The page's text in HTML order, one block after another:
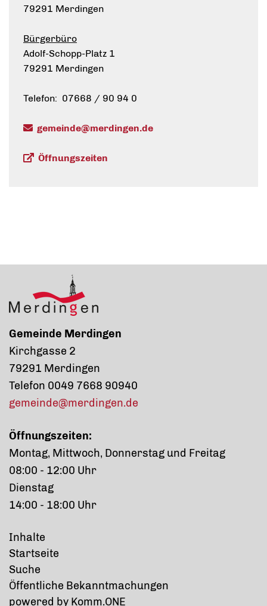
79291 Merdingen
Bürgerbüro
Adolf-Schopp-Platz 1
79291 Merdingen
Telefon: 07668 / 90 94 0
gemeinde@merdingen.de
Öffnungszeiten
Gemeinde Merdingen
Kirchgasse 2
79291 Merdingen
Telefon 0049 7668 90940
gemeinde@merdingen.de
Öffnungszeiten:
Montag, Mittwoch, Donnerstag und Freitag
08:00 - 12:00 Uhr
Dienstag
14:00 - 18:00 Uhr
Inhalte
Startseite
Suche
Öffentliche Bekanntmachungen
powered by Komm.ONE